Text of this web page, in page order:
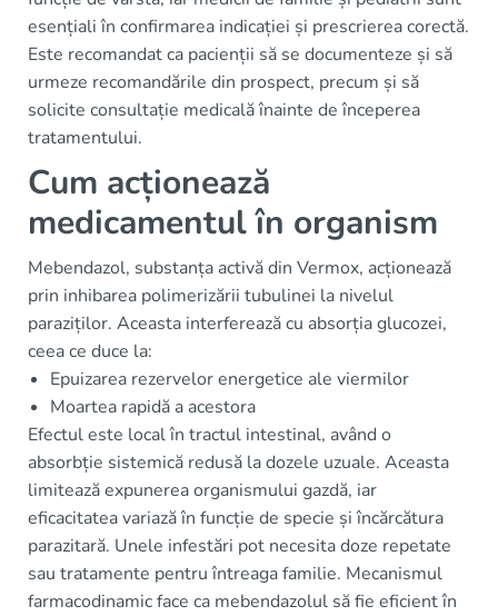
esențiali în confirmarea indicației și prescrierea corectă.
Este recomandat ca pacienții să se documenteze și să
urmeze recomandările din prospect, precum și să
solicite consultație medicală înainte de începerea
tratamentului.
Cum acționează
medicamentul în organism
Mebendazol, substanța activă din Vermox, acționează
prin inhibarea polimerizării tubulinei la nivelul
paraziților. Aceasta interferează cu absorția glucozei,
ceea ce duce la:
Epuizarea rezervelor energetice ale viermilor
Moartea rapidă a acestora
Efectul este local în tractul intestinal, având o
absorbție sistemică redusă la dozele uzuale. Aceasta
limitează expunerea organismului gazdă, iar
eficacitatea variază în funcție de specie și încărcătura
parazitară. Unele infestări pot necesita doze repetate
sau tratamente pentru întreaga familie. Mecanismul
farmacodinamic face ca mebendazolul să fie eficient în